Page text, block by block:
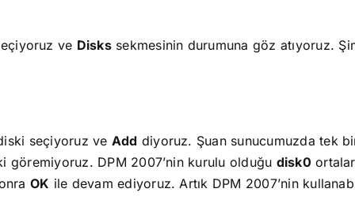
ve Diskssekmesinin durumuna göz atıyoruz.
seçiyoruz ve Add diyoruz. Şuan sunucumuzda tek
göremiyoruz. DPM 2007’nin kurulu olduğu disk0
OK ile devam ediyoruz. Artık DPM 2007’nin